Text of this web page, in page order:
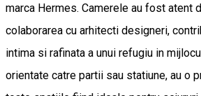
marca Hermes. Camerele au fost atent
colaborarea cu arhitecti designeri,
intima si rafinata a unui refugiu in
orientate catre partii sau statiune, au o